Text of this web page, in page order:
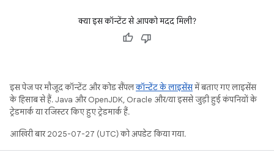
क्या इस कॉन्टेंट से आपको मदद मिली?
इस पेज पर मौजूद कॉन्टेंट और कोड सैंपलकॉन्टेंट के लाइसेंसमें बताए गए लाइसेंस
के हिसाब से हैं. Java और OpenJDK, Oracle और/या इससे जुड़ी हुई कंपनियों के
ट्रेडमार्क या रजिस्टर किए हुए ट्रेडमार्क हैं.
आखिरी बार 2025-07-27 (UTC) को अपडेट किया गया.